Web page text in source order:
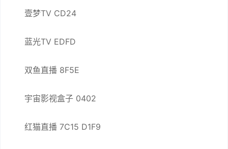
壹梦TV CD24
蓝光TV EDFD
双鱼直播 8F5E
宇宙影视盒子 0402
红猫直播 7C15 D1F9